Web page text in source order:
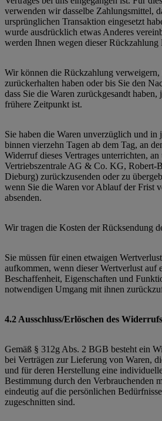
verwenden wir dasselbe Zahlungsmittel,
ursprünglichen Transaktion eingesetzt
wurde ausdrücklich etwas Anderes
werden Ihnen wegen dieser Rückzahlung
Wir können die Rückzahlung
zurückerhalten haben oder bis Sie den
dass Sie die Waren zurückgesandt haben,
frühere Zeitpunkt ist.
Sie haben die Waren unverzüglich und in
binnen vierzehn Tagen ab dem Tag, an
Widerruf dieses Vertrages unterrichten, an
Vertriebszentrale AG & Co. KG, Robert-
Dieburg) zurückzusenden oder zu
wenn Sie die Waren vor Ablauf der Frist
absenden.
Wir tragen die Kosten der Rücksendung
Sie müssen für einen etwaigen
aufkommen, wenn dieser Wertverlust auf
Beschaffenheit, Eigenschaften und
notwendigen Umgang mit ihnen
4.2 Ausschluss/Erlöschen des
Gemäß § 312g Abs. 2 BGB besteht ein
bei Verträgen zur Lieferung von Waren,
und für deren Herstellung eine
Bestimmung durch den Verbrauchenden
eindeutig auf die persönlichen
zugeschnitten sind.